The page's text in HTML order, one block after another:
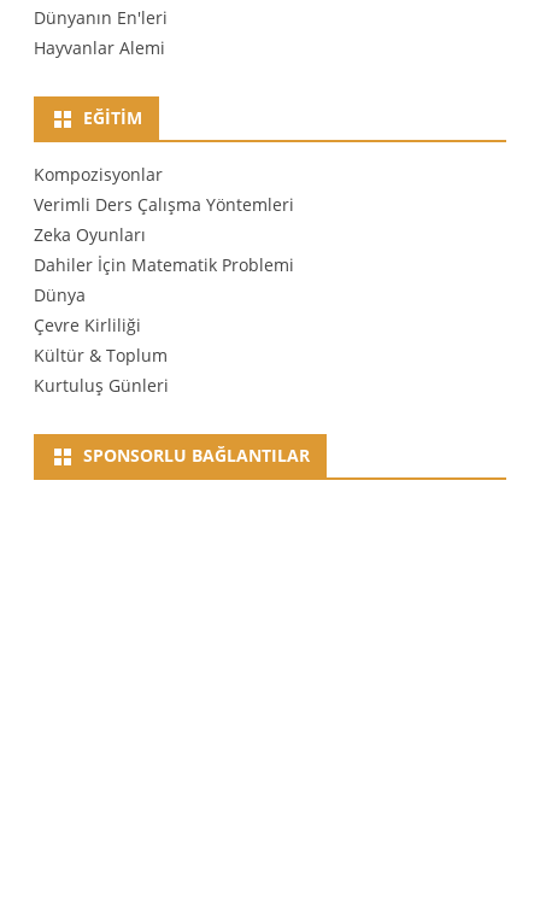
Dünyanın En'leri
Hayvanlar Alemi
EĞITIM
Kompozisyonlar
Verimli Ders Çalışma Yöntemleri
Zeka Oyunları
Dahiler İçin Matematik Problemi
Dünya
Çevre Kirliliği
Kültür & Toplum
Kurtuluş Günleri
SPONSORLU BAĞLANTILAR